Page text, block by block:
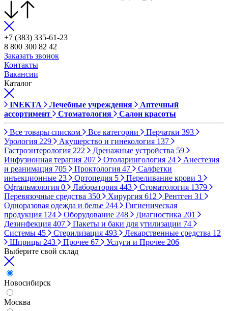
+7 (383) 335-61-23
8 800 300 82 42
Заказать звонок
Контакты
Вакансии
Каталог
INEKTA Лечебные учреждения
Аптечный
ассортимент
Стоматология Салон красоты
Все товары списком Все категории Перчатки 393
Урология 229 Акушерство и гинекология 137
Гастроэнтерология 222 Дренажные устройства 59
Инфузионная терапия 207 Отоларингология 24
Анестезия
и реанимация 705 Проктология 47
Салфетки
инъекционные 23 Ортопедия 5 Переливание крови 3
Офтальмология 0 Лаборатория 443 Стоматология 1379
Перевязочные средства 350 Хирургия 612 Рентген 31
Одноразовая одежда и белье 244
Гигиеническая
продукция 124 Оборудование 248 Диагностика 201
Дезинфекция 407 Пакеты и баки для утилизации 74
Системы 45 Стерилизация 493 Лекарственные средства 12
Шприцы 243 Прочее 67 Услуги и Прочее 206
Выберите свой склад
Новосибирск
Москва